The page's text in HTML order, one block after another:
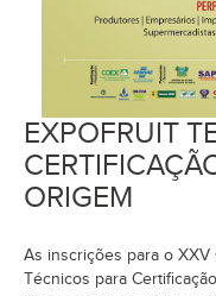
EXPOFRUIT
ORIGEM
As inscrições para o
Técnicos para